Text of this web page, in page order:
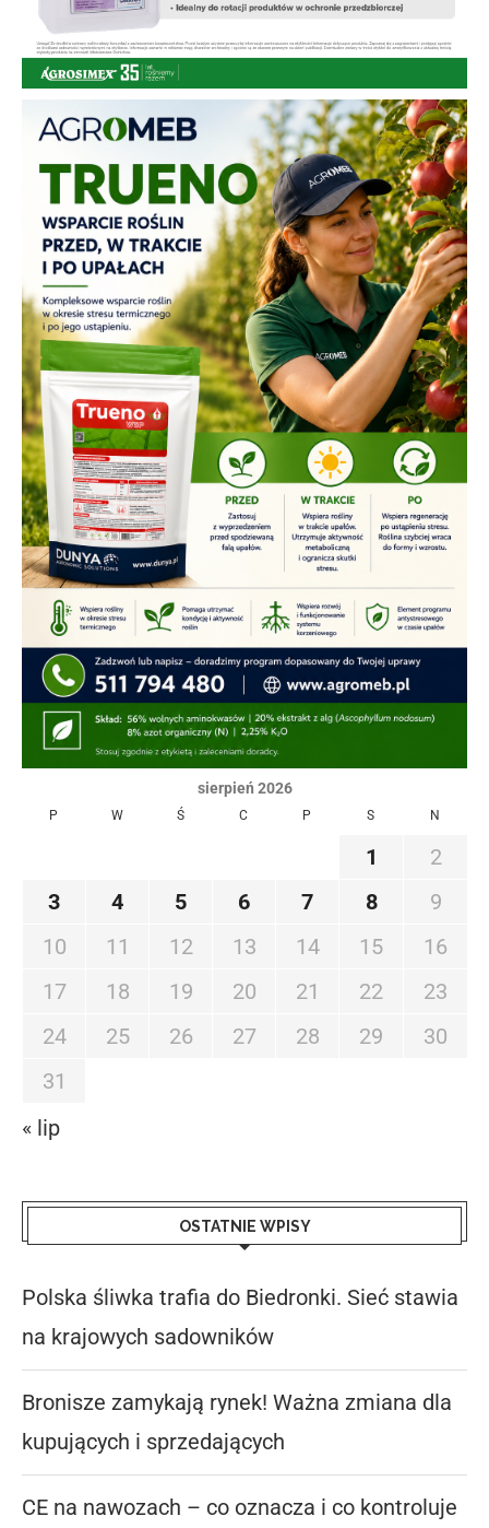
sierpień 2026
P W Ś C P S N
1
2
3
4 5 6 7 8
9
10
11 12 13 14 15
16
17
18 19 20 21 22
23
24
25 26 27 28 29
30
31
« lip
OSTATNIE WPISY
Polska śliwka trafia do Biedronki. Sieć stawia
na krajowych sadowników
Bronisze zamykają rynek! Ważna zmiana dla
kupujących i sprzedających
CE na nawozach – co oznacza i co kontroluje